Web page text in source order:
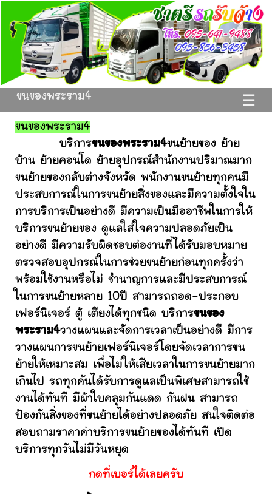
☰
ขนของพระราม4
ขนของพระราม4
บริการขนของพระราม4ขนย้ายของ ย้าย
บ้าน ย้ายคอนโด ย้ายอุปกรณ์สำนักงานปริมาณมาก
ขนย้ายของกลับต่างจังหวัด พนักงานขนย้ายทุกคนมี
ประสบการณ์ในการขนย้ายสิ่งของและมีความตั้งใจใน
การบริการเป็นอย่างดี มีความเป็นมืออาชีพในการให้
บริการขนย้ายของ ดูแลใส่ใจความปลอดภัยเป็น
อย่างดี มีความรับผิดชอบต่องานที่ได้รับมอบหมาย
ตรวจสอบอุปกรณ์ในการช่วยขนย้ายก่อนทุกครั้งว่า
พร้อมใช้งานหรือไม่ ชำนาญการและมีประสบการณ์
ในการขนย้ายหลาย 10ปี สามารถถอด-ประกอบ
เฟอร์นิเจอร์ ตู้ เตียงได้ทุกชนิด บริการขนของ
พระราม4วางแผนและจัดการเวลาเป็นอย่างดี มีการ
วางแผนการขนย้ายเฟอร์นิเจอร์โดยจัดเวลาการขน
ย้ายให้เหมาะสม เพื่อไม่ให้เสียเวลาในการขนย้ายมาก
เกินไป รถทุกคันได้รับการดูแลเป็นพิเศษสามารถใช้
งานได้ทันที มีผ้าใบคลุมกันแดด กันฝน สามารถ
ป้องกันสิ่งของที่ขนย้ายได้อย่างปลอดภัย สนใจติดต่อ
สอบถามราคาค่าบริการขนย้ายของได้ทันที เปิด
บริการทุกวันไม่มีวันหยุด
กดที่เบอร์ได้เลยครับ